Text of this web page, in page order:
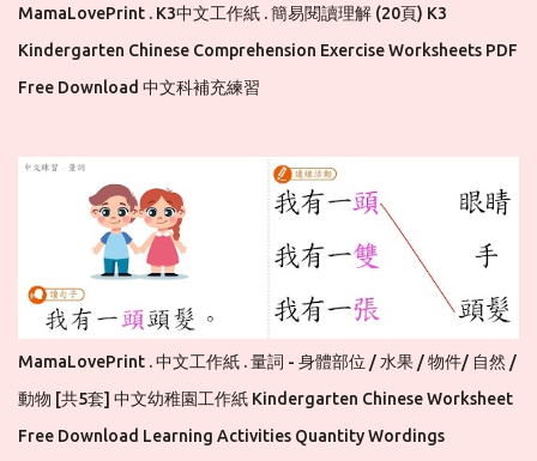
MamaLovePrint . K3中文工作紙 . 簡易閱讀理解 (20頁) K3
Kindergarten Chinese Comprehension Exercise Worksheets PDF
Free Download 中文科補充練習
MamaLovePrint . 中文工作紙 . 量詞 - 身體部位 / 水果 / 物件/ 自然 /
動物 [共5套] 中文幼稚園工作紙 Kindergarten Chinese Worksheet
Free Download Learning Activities Quantity Wordings